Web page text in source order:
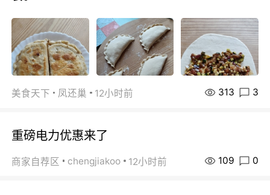
美食天下 凤还巢 12小时前 313 3
重磅电力优惠来了
商家自荐区 chengjiakoo 12小时前 109 0